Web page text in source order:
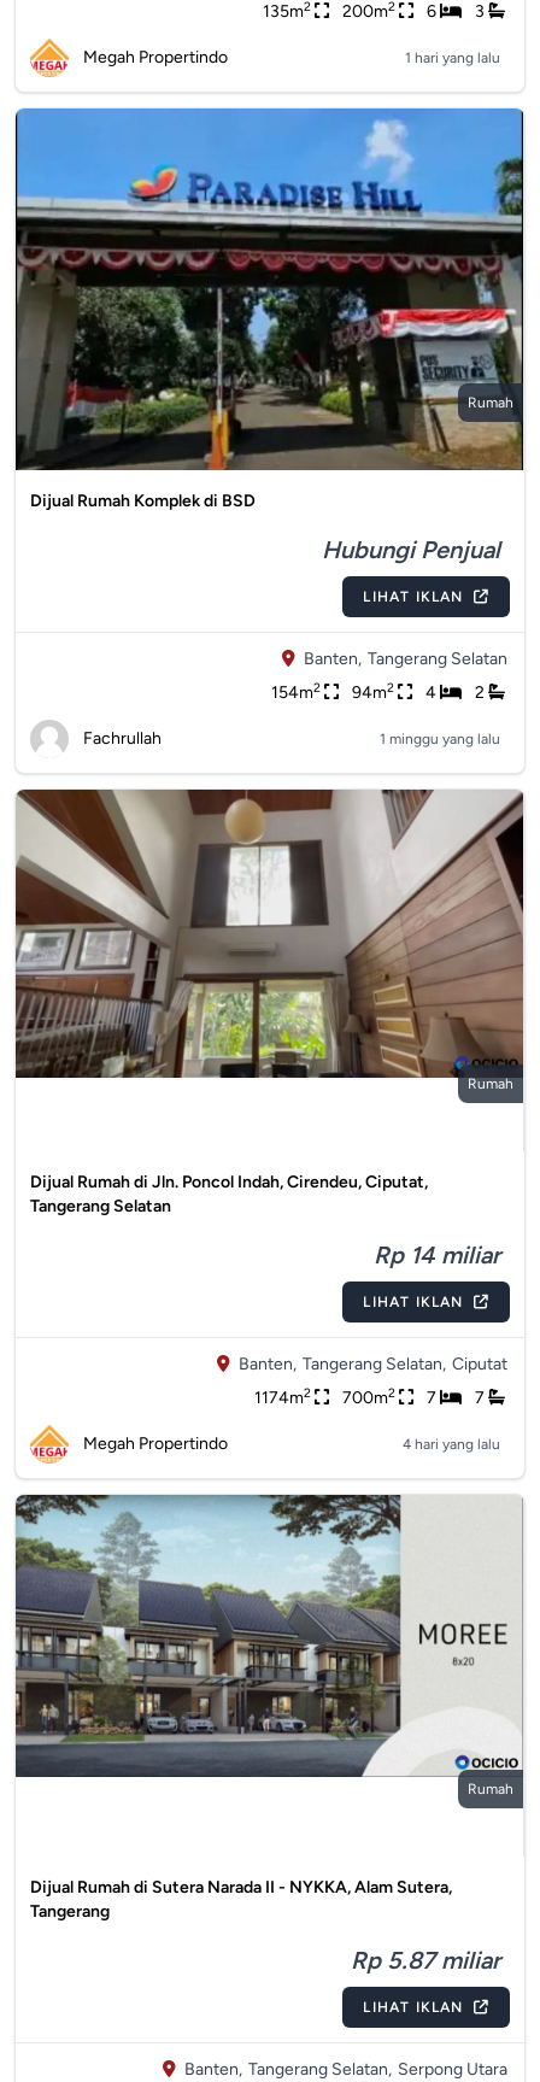
135m2 200m2 6 3
Megah Propertindo 1 hari yang lalu
Rumah
Dijual Rumah Komplek di BSD
Hubungi Penjual
LIHAT IKLAN
Banten, Tangerang Selatan
154m2 94m2 4 2
Fachrullah 1 minggu yang lalu
Rumah
Dijual Rumah di Jln. Poncol Indah, Cirendeu, Ciputat,
Tangerang Selatan
Rp 14 miliar
LIHAT IKLAN
Banten, Tangerang Selatan, Ciputat
1174m2 700m2 7 7
Megah Propertindo 4 hari yang lalu
Rumah
Dijual Rumah di Sutera Narada II - NYKKA, Alam Sutera,
Tangerang
Rp 5.87 miliar
LIHAT IKLAN
Banten, Tangerang Selatan, Serpong Utara